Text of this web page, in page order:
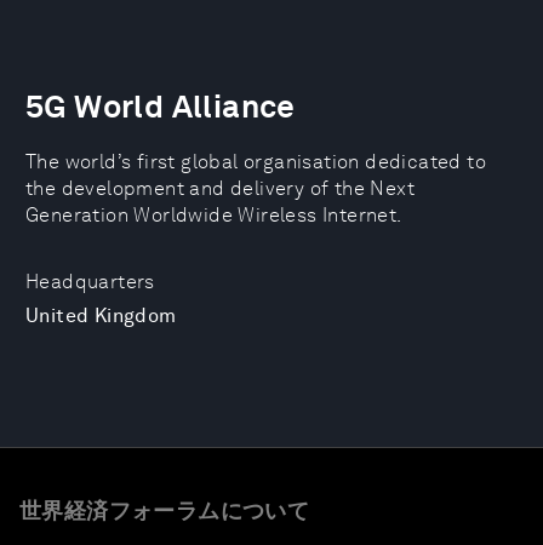
Headquarters
United Kingdom
5G World Alliance
The world’s first global organisation dedicated to
the development and delivery of the Next
Generation Worldwide Wireless Internet.
世界経済フォーラムについて